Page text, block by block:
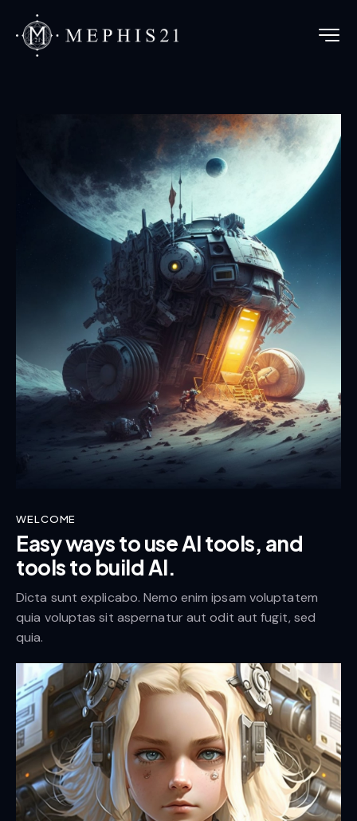
WELCOME
Easy ways to use AI tools, and
tools to build AI.
Dicta sunt explicabo. Nemo enim ipsam voluptatem
quia voluptas sit aspernatur aut odit aut fugit, sed
quia.